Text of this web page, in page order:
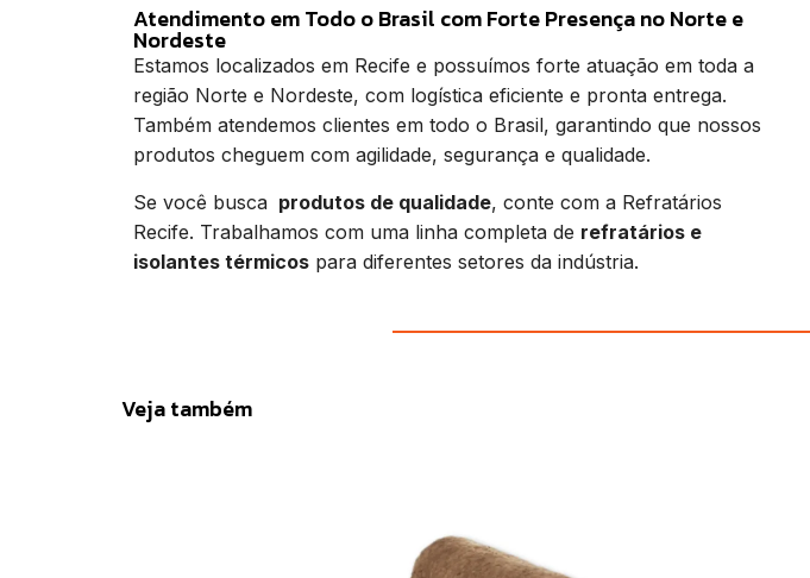
Atendimento em Todo o Brasil com Forte Presença no Norte e
Nordeste
Estamos localizados em Recife e possuímos forte atuação em toda a
região Norte e Nordeste, com logística eficiente e pronta entrega.
Também atendemos clientes em todo o Brasil, garantindo que nossos
produtos cheguem com agilidade, segurança e qualidade.
Se você busca produtos de qualidade, conte com a Refratários
Recife. Trabalhamos com uma linha completa de refratários e
isolantes térmicos para diferentes setores da indústria.
Veja também